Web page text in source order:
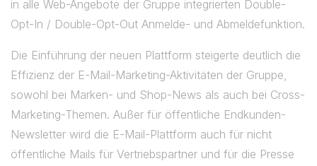
in alle Web-Angebote der Gruppe integrierten Double-
Opt-In / Double-Opt-Out Anmelde- und Abmeldefunktion.
Die Einführung der neuen Plattform steigerte deutlich die
Effizienz der E-Mail-Marketing-Aktivitäten der Gruppe,
sowohl bei Marken- und Shop-News als auch bei Cross-
Marketing-Themen. Außer für öffentliche Endkunden-
Newsletter wird die E-Mail-Plattform auch für nicht
öffentliche Mails für Vertriebspartner und für die Presse